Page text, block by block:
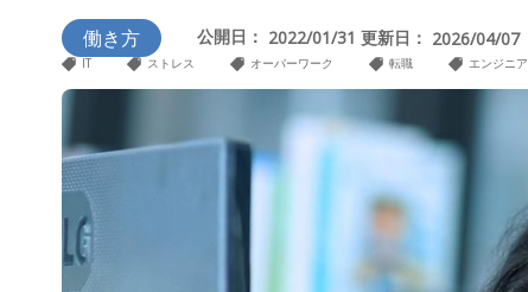
働き方 公開日： 2022/01/31 更新日： 2026/04/07
IT ストレス オーバーワーク 転職 エンジニア